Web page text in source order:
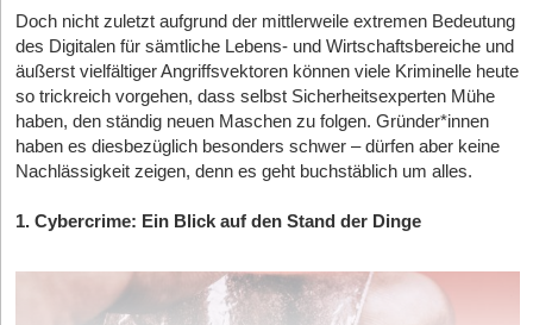
Doch nicht zuletzt aufgrund der mittlerweile extremen Bedeutung
des Digitalen für sämtliche Lebens- und Wirtschaftsbereiche und
äußerst vielfältiger Angriffsvektoren können viele Kriminelle heute
so trickreich vorgehen, dass selbst Sicherheitsexperten Mühe
haben, den ständig neuen Maschen zu folgen. Gründer*innen
haben es diesbezüglich besonders schwer – dürfen aber keine
Nachlässigkeit zeigen, denn es geht buchstäblich um alles.
1. Cybercrime: Ein Blick auf den Stand der Dinge